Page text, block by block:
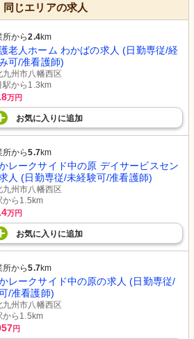
同じエリアの求人
所から2.4km
老人ホーム わかばの求人 (日勤専従/経
可/准看護師)
九州市八幡西区
駅から1.3km
万円
お気に入り に追加
所から5.7km
レークサイド中の原 デイサービスセン
人 (日勤専従/未経験可/准看護師)
九州市八幡西区
から1.5km
万円
お気に入り に追加
所から5.7km
レークサイド中の原の求人 (日勤専従/
/准看護師)
九州市八幡西区
から1.5km
円